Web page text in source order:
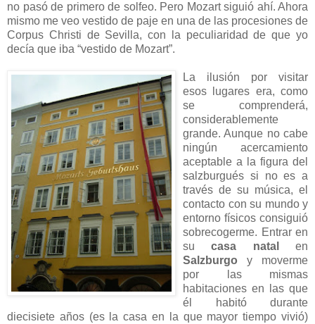
no pasó de primero de solfeo. Pero Mozart siguió ahí. Ahora
mismo me veo vestido de paje en una de las procesiones de
Corpus Christi de Sevilla, con la peculiaridad de que yo
decía que iba “vestido de Mozart”.
La ilusión por visitar
esos lugares era, como
se comprenderá,
considerablemente
grande. Aunque no cabe
ningún acercamiento
aceptable a la figura del
salzburgués si no es a
través de su música, el
contacto con su mundo y
entorno físicos consiguió
sobrecogerme. Entrar en
sucasa natal
en
Salzburgo y moverme
por las mismas
habitaciones en las que
él habitó durante
diecisiete años (es la casa en la que mayor tiempo vivió)